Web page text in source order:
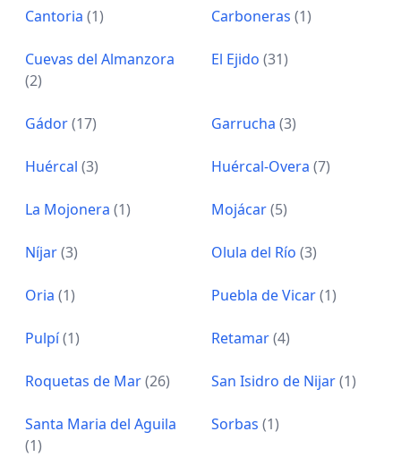
Cantoria (1) Carboneras (1)
Cuevas del Almanzora
(2)
El Ejido (31)
Gádor(17) Garrucha (3)
Huércal (3) Huércal-Overa (7)
La Mojonera (1) Mojácar(5)
Níjar(3) Olula del Río (3)
Oria (1) Puebla de Vicar(1)
Pulpí(1) Retamar(4)
Roquetas de Mar(26) San Isidro de Nijar(1)
Santa Maria del Aguila
(1)
Sorbas (1)